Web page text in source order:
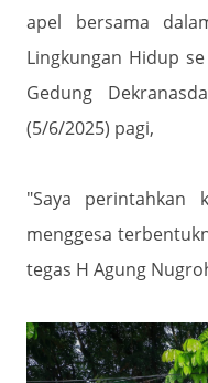
apel bersama
Lingkungan Hidup
Gedung
(5/6/2025) pagi,
"Saya perintahkan
menggesa
tegas H Agung